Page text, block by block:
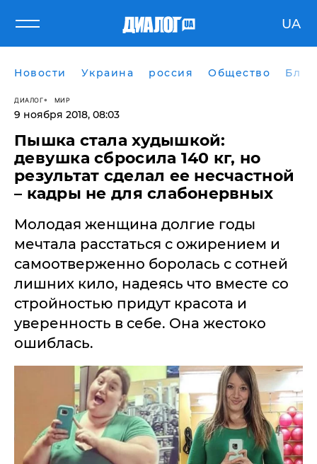
UA
Новости Украина россия Общество
ДИАЛОГ МИР
9 ноября 2018, 08:03
Пышка стала худышкой:
девушка сбросила 140 кг, но
результат сделал ее несчастной
– кадры не для слабонервных
Молодая женщина долгие годы
мечтала расстаться с ожирением и
самоотверженно боролась с сотней
лишних кило, надеясь что вместе со
стройностью придут красота и
уверенность в себе. Она жестоко
ошиблась.